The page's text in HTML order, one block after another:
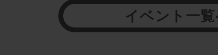
イベント一